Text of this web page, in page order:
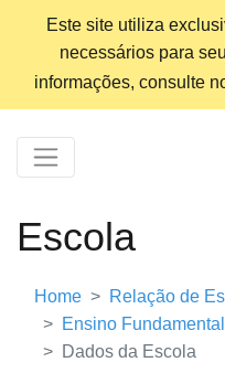
Este site utiliza
necessários para
informações, consulte
Escola
Home
Relação de
Ensino
Dados da Escola